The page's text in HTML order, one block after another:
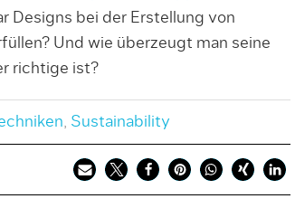
Designs bei der Erstellung von
Und wie überzeugt man seine
richtige ist?
, Sustainability